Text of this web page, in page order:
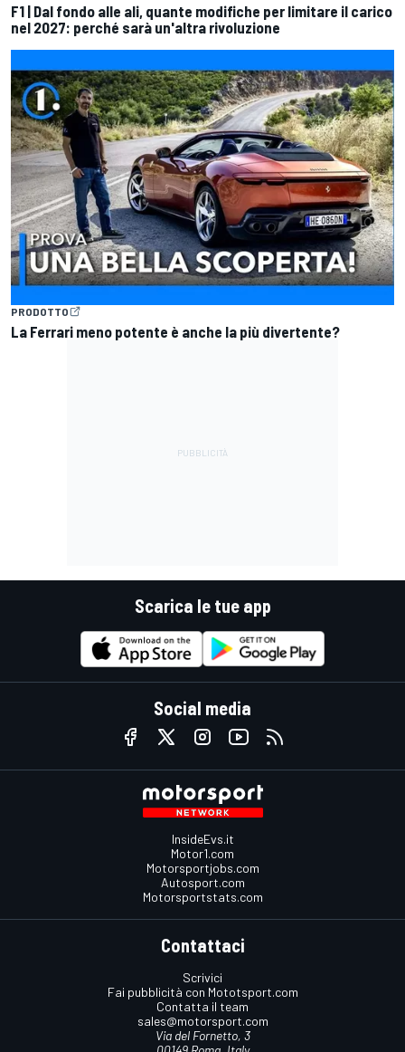
F1 | Dal fondo alle ali, quante modifiche per limitare il carico
nel 2027: perché sarà un'altra rivoluzione
PRODOTTO
La Ferrari meno potente è anche la più divertente?
Scarica le tue app
Social media
InsideEvs.it
Motor1.com
Motorsportjobs.com
Autosport.com
Motorsportstats.com
Contattaci
Scrivici
Fai pubblicità con Mototsport.com
Contatta il team
sales@motorsport.com
Via del Fornetto, 3